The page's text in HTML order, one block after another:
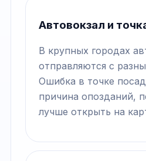
Автовокзал и
В крупных городах
отправляются с
Ошибка в точке
причина опозданий,
лучше открыть на